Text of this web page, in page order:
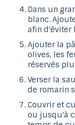
Dans un
blanc.
afin d'éviter
Ajouter la
olives, les
réservés
Verser la
de romarin
Couvrir et
ou jusqu'à